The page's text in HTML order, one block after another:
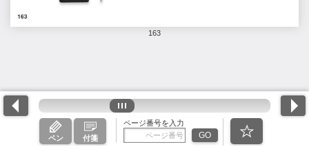
163
ペン 付箋
ページ番号を入力
GO